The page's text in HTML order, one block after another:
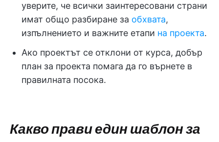
уверите, че всички заинтересовани страни
имат общо разбиране за обхвата,
изпълнението и важните етапи на проекта.
Ако проектът се отклони от курса, добър
план за проекта помага да го върнете в
правилната посока.
Какво прави един шаблон за